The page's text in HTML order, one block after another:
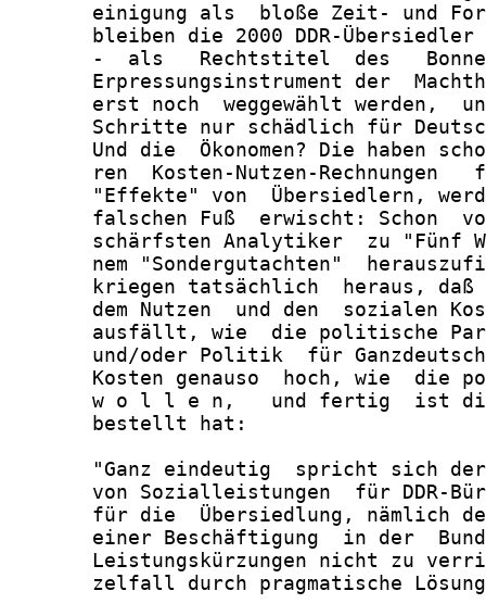
einigung als  bloße Zeit- und
bleiben die 2000 DDR-
-  als   Rechtstitel  des
Erpressungsinstrument der
erst noch  weggewählt werden,
Schritte nur schädlich für
Und die  Ökonomen? Die haben
ren  Kosten-Nutzen-Rechnungen
"Effekte" von  Übersiedlern,
falschen Fuß  erwischt: Schon
schärfsten Analytiker  zu "Fünf
nem "Sondergutachten"
kriegen tatsächlich  heraus,
dem Nutzen  und den  sozialen
ausfällt, wie  die politische
und/oder Politik  für
Kosten genauso  hoch, wie  die
w o l l e n,   und fertig  ist
       bestellt hat:
"Ganz eindeutig  spricht sich
von Sozialleistungen  für DDR-
für die  Übersiedlung, nämlich
einer Beschäftigung  in der
Leistungskürzungen nicht zu
zelfall durch pragmatische